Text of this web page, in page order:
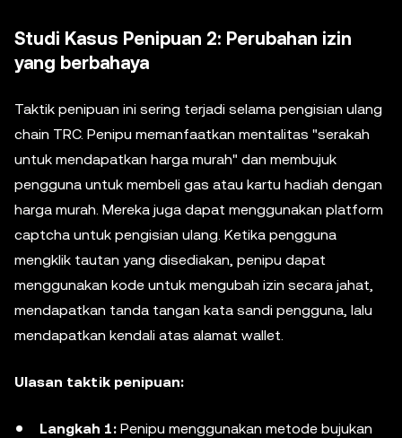
Studi Kasus Penipuan 2: Perubahan izin
yang berbahaya
Taktik penipuan ini sering terjadi selama pengisian ulang
chain TRC. Penipu memanfaatkan mentalitas "serakah
untuk mendapatkan harga murah" dan membujuk
pengguna untuk membeli gas atau kartu hadiah dengan
harga murah. Mereka juga dapat menggunakan platform
captcha untuk pengisian ulang. Ketika pengguna
mengklik tautan yang disediakan, penipu dapat
menggunakan kode untuk mengubah izin secara jahat,
mendapatkan tanda tangan kata sandi pengguna, lalu
mendapatkan kendali atas alamat wallet.
Ulasan taktik penipuan:
Langkah 1: Penipu menggunakan metode bujukan